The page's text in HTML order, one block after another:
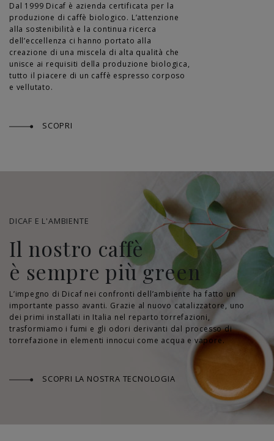
Dal 1999 Dicaf è azienda certificata per la
produzione di caffè biologico. L’attenzione
alla sostenibilità e la continua ricerca
dell’eccellenza ci hanno portato alla
creazione di una miscela di alta qualità che
unisce ai requisiti della produzione biologica,
tutto il piacere di un caffè espresso corposo
e vellutato.
SCOPRI
DICAF E L'AMBIENTE
Il nostro caffè
è sempre più green
L’impegno di Dicaf nei confronti dell’ambiente ha fatto un
importante passo avanti. Grazie al nuovo catalizzatore, uno
dei primi installati in Italia nel reparto torrefazioni,
trasformiamo i fumi e gli odori derivanti dal processo di
torrefazione in elementi innocui come acqua e vapore.
SCOPRI LA NOSTRA TECNOLOGIA